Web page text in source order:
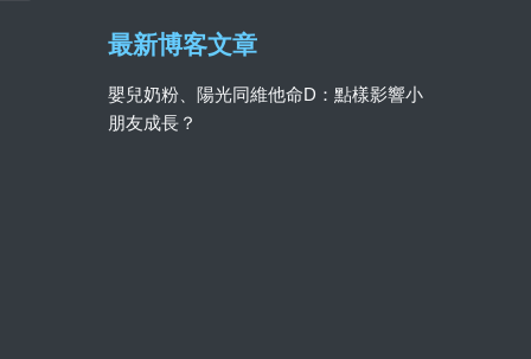
最新博客文章
嬰兒奶粉、陽光同維他命D：點樣影響小
朋友成長？